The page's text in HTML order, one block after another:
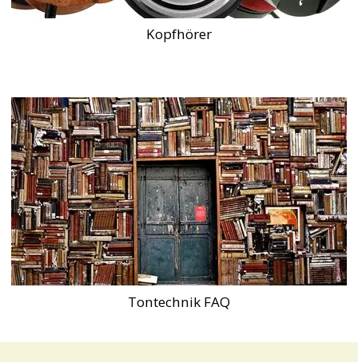
Kopfhörer
Tontechnik FAQ